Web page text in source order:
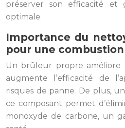
préserver son efficacité et
optimale.
Importance du
pour une
Un brûleur propre améliore
augmente l’efficacité de
risques de panne. De plus,
ce composant permet
monoxyde de carbone, un